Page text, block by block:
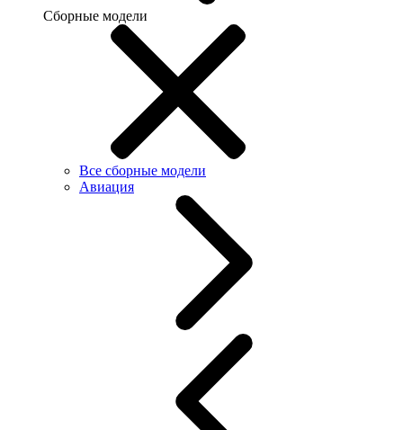
Сборные модели
Все сборные модели
Авиация